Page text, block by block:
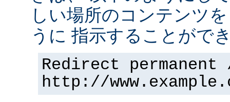
しい場所のコンテンツ
うに 指示することがで
Redirect
http://